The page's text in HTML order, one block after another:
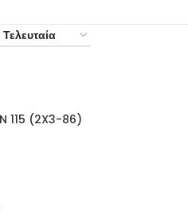
115 (2X3-86)